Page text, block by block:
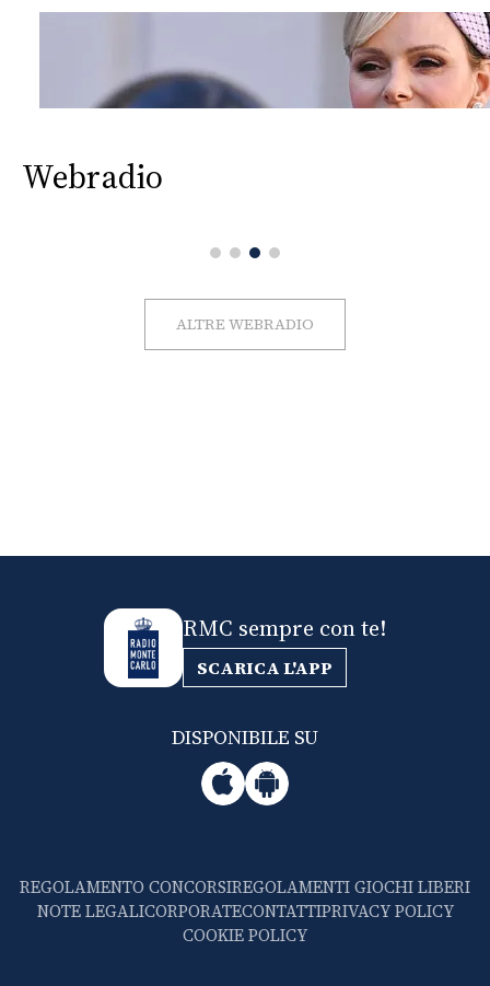
Webradio
ALTRE WEBRADIO
RMC sempre con te!
SCARICA L'APP
DISPONIBILE SU
REGOLAMENTO CONCORSIREGOLAMENTI GIOCHI LIBERI
NOTE LEGALICORPORATECONTATTIPRIVACY POLICY
COOKIE POLICY